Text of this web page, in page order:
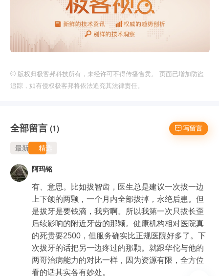
© 版权归极客邦科技所有，未经许可不得传播售卖。 页面已增加防盗
追踪，如有侵权极客邦将依法追究其法律责任。
 写留言
全部留言 (1)
最新 精选
阿玛铭
有、意思。比如拔智齿，医生总是建议一次拔一边
上下颌的两颗，一个月内全部拔掉，永绝后患。但
是拔牙是要钱滴，我穷啊。所以我第一次只拔长歪
后续影响的附近牙齿的那颗。健康机构相对医院真
的死贵要2500，但服务确实比正规医院好多了。下
次拔牙的话把另一边疼过的那颗。就跟华佗与他的
两哥治病能力的对比一样，因为资源有限，全方位
看的话其实各有妙处。